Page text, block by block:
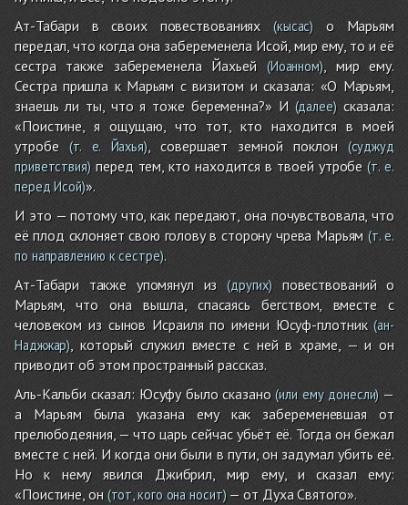
Ат-Табари в своих повествованиях(кысас) о Марьям
передал, что когда она забеременела Исой, мир ему, то и её
сестра также забеременела Йахьей(Иоанном), мир ему.
Сестра пришла к Марьям с визитом и сказала: «О Марьям,
знаешь ли ты, что я тоже беременна?» И(далее)сказала:
«Поистине, я ощущаю, что тот, кто находится в моей
утробе(т. е. Йахья), совершает земной поклон(суджуд
приветствия)перед тем, кто находится в твоей утробе (т. е.
перед Исой)».
И это — потому что, как передают, она почувствовала, что
её плод склоняет свою голову в сторону чрева Марьям (т. е.
по направлению к сестре).
Ат-Табари также упомянул из (других) повествований о
Марьям, что она вышла, спасаясь бегством, вместе с
человеком из сынов Исраиля по имени Юсуф-плотник(ан-
Наджжар), который служил вместе с ней в храме, — и он
приводит об этом пространный рассказ.
Аль-Кальби сказал: Юсуфу было сказано(или ему донесли) —
а Марьям была указана ему как забеременевшая от
прелюбодеяния, — что царь сейчас убьёт её. Тогда он бежал
вместе с ней. И когда они были в пути, он задумал убить её.
Но к нему явился Джибрил, мир ему, и сказал ему:
«Поистине, он(тот, кого она носит)— от Духа Святого».